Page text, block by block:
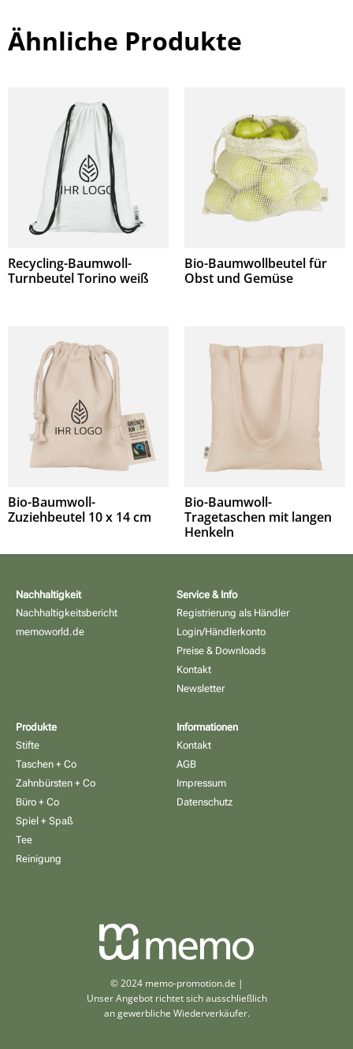
Ähnliche Produkte
Recycling-Baumwoll-
Turnbeutel Torino weiß
Bio-Baumwollbeutel für
Obst und Gemüse
Bio-Baumwoll-
Zuziehbeutel 10 x 14 cm
Bio-Baumwoll-
Tragetaschen mit langen
Henkeln
Nachhaltigkeit
Nachhaltigkeitsbericht
memoworld.de
Service & Info
Registrierung als Händler
Login/Händlerkonto
Preise & Downloads
Kontakt
Newsletter
Produkte
Stifte
Taschen + Co
Zahnbürsten + Co
Büro + Co
Spiel + Spaß
Tee
Reinigung
Informationen
Kontakt
AGB
Impressum
Datenschutz
© 2024 memo-promotion.de |
Unser Angebot richtet sich ausschließlich
an gewerbliche Wiederverkäufer.